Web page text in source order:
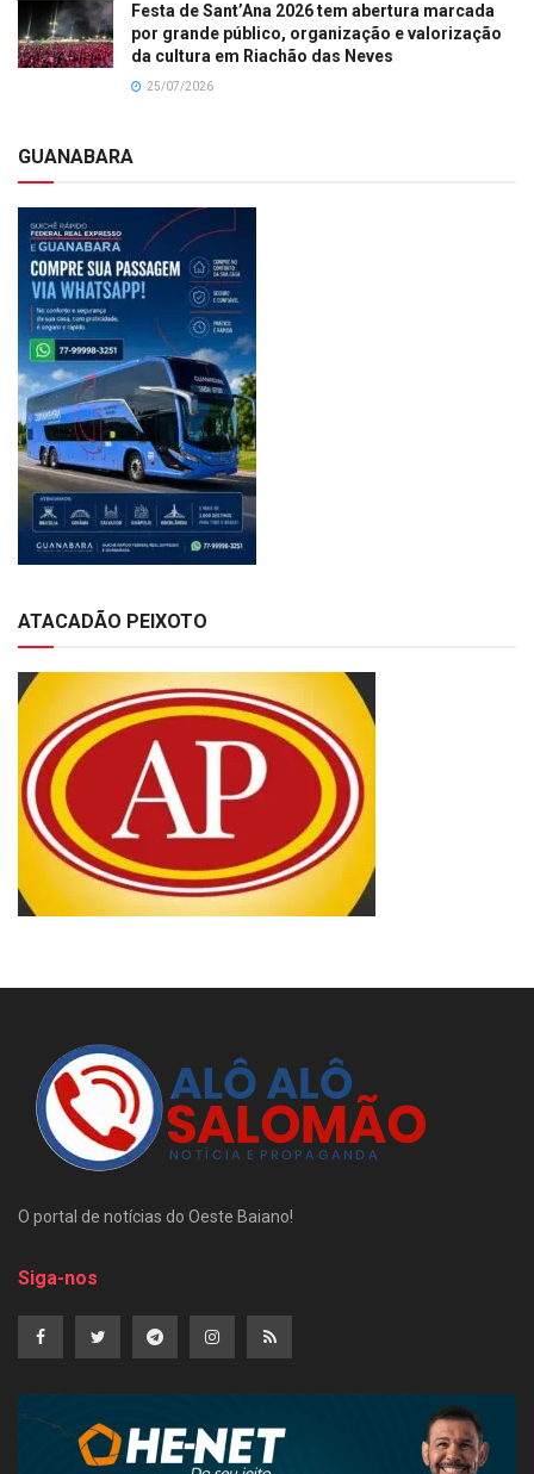
Festa de Sant’Ana 2026 tem abertura marcada
por grande público, organização e valorização
da cultura em Riachão das Neves
25/07/2026
GUANABARA
ATACADÃO PEIXOTO
O portal de notícias do Oeste Baiano!
Siga-nos